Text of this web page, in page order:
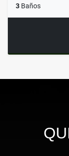
3 Baños